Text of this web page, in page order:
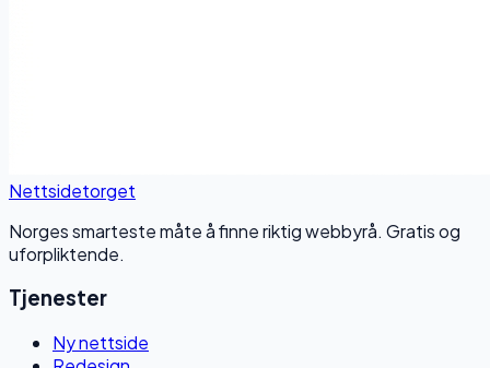
Nettsidetorget
Norges smarteste måte å finne riktig webbyrå. Gratis og
uforpliktende.
Tjenester
Ny nettside